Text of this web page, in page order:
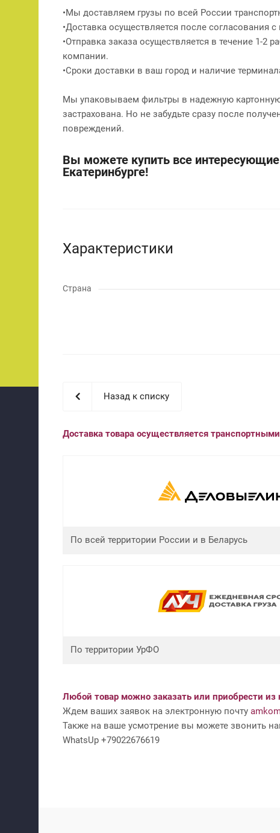
•Мы доставляем грузы по всей России
•Доставка осуществляется после согласования
•Отправка заказа осуществляется в течение 1-2
компании.
•Сроки доставки в ваш город и наличие
Мы упаковываем фильтры в надежную
застрахована. Но не забудьте сразу после
повреждений.
Вы можете купить все
Екатеринбурге!
Характеристики
Страна
Назад к списку
Доставка товара осуществляется
По всей территории России и в Беларусь
По территории УрФО
Любой товар можно заказать или приобрести из
Ждем ваших заявок на электронную почту
Также на ваше усмотрение вы можете звонить
WhatsUp +79022676619